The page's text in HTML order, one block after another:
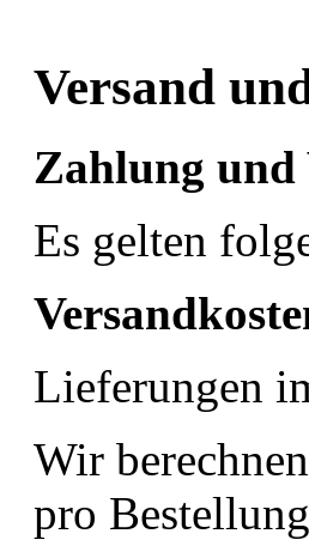
Versand
Zahlung und
Es gelten
Lieferungen
Wir
pro